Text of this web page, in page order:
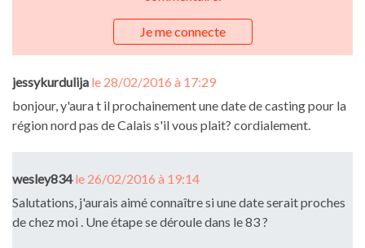
Je me connecte
jessykurdulija le 28/02/2016 à 17:29
bonjour, y'aura t il prochainement une date de casting pour la
région nord pas de Calais s'il vous plait? cordialement.
wesley834 le 26/02/2016 à 19:14
Salutations, j'aurais aimé connaître si une date serait proches
de chez moi . Une étape se déroule dans le 83 ?